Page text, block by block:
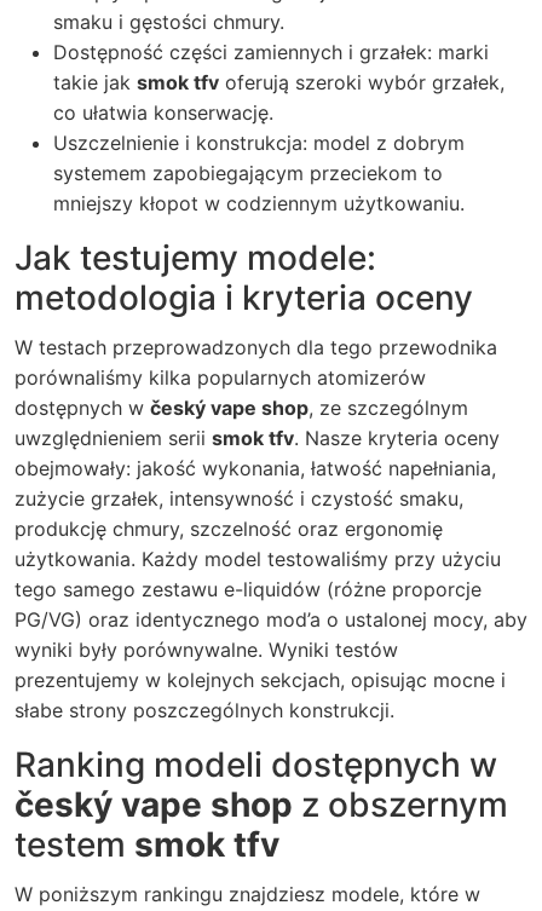
smaku i gęstości chmury.
Dostępność części zamiennych i grzałek: marki
takie jak smok tfv oferują szeroki wybór grzałek,
co ułatwia konserwację.
Uszczelnienie i konstrukcja: model z dobrym
systemem zapobiegającym przeciekom to
mniejszy kłopot w codziennym użytkowaniu.
Jak testujemy modele:
metodologia i kryteria oceny
W testach przeprowadzonych dla tego przewodnika
porównaliśmy kilka popularnych atomizerów
dostępnych w český vape shop, ze szczególnym
uwzględnieniem serii smok tfv. Nasze kryteria oceny
obejmowały: jakość wykonania, łatwość napełniania,
zużycie grzałek, intensywność i czystość smaku,
produkcję chmury, szczelność oraz ergonomię
użytkowania. Każdy model testowaliśmy przy użyciu
tego samego zestawu e-liquidów (różne proporcje
PG/VG) oraz identycznego mod’a o ustalonej mocy, aby
wyniki były porównywalne. Wyniki testów
prezentujemy w kolejnych sekcjach, opisując mocne i
słabe strony poszczególnych konstrukcji.
Ranking modeli dostępnych w
český vape shop z obszernym
testem smok tfv
W poniższym rankingu znajdziesz modele, które w